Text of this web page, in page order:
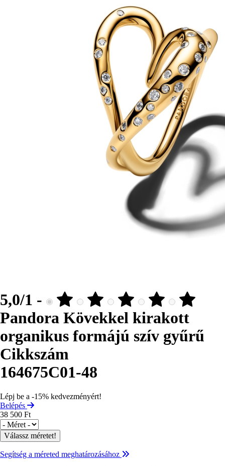
5,0/1 -
Pandora Kövekkel kirakott
organikus formájú szív gyűrű
Cikkszám
164675C01-48
Lépj be a -15% kedvezményért!
Belépés
38 500 Ft
Méret
Segítség a méreted meghatározásához